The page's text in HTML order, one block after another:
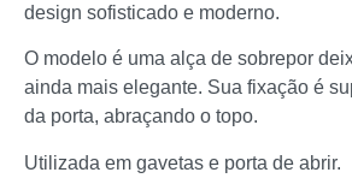
design sofisticado e moderno.
O modelo é uma alça de sobrepor
ainda mais elegante. Sua fixação é
da porta, abraçando o topo.
Utilizada em gavetas e porta de abrir.